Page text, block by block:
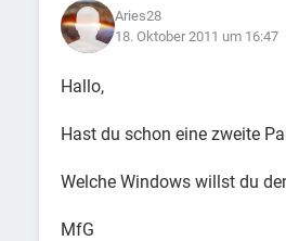
Aries28
18. Oktober 2011 um 16:47
Hallo,
Hast du schon eine zweite
Welche Windows willst du
MfG